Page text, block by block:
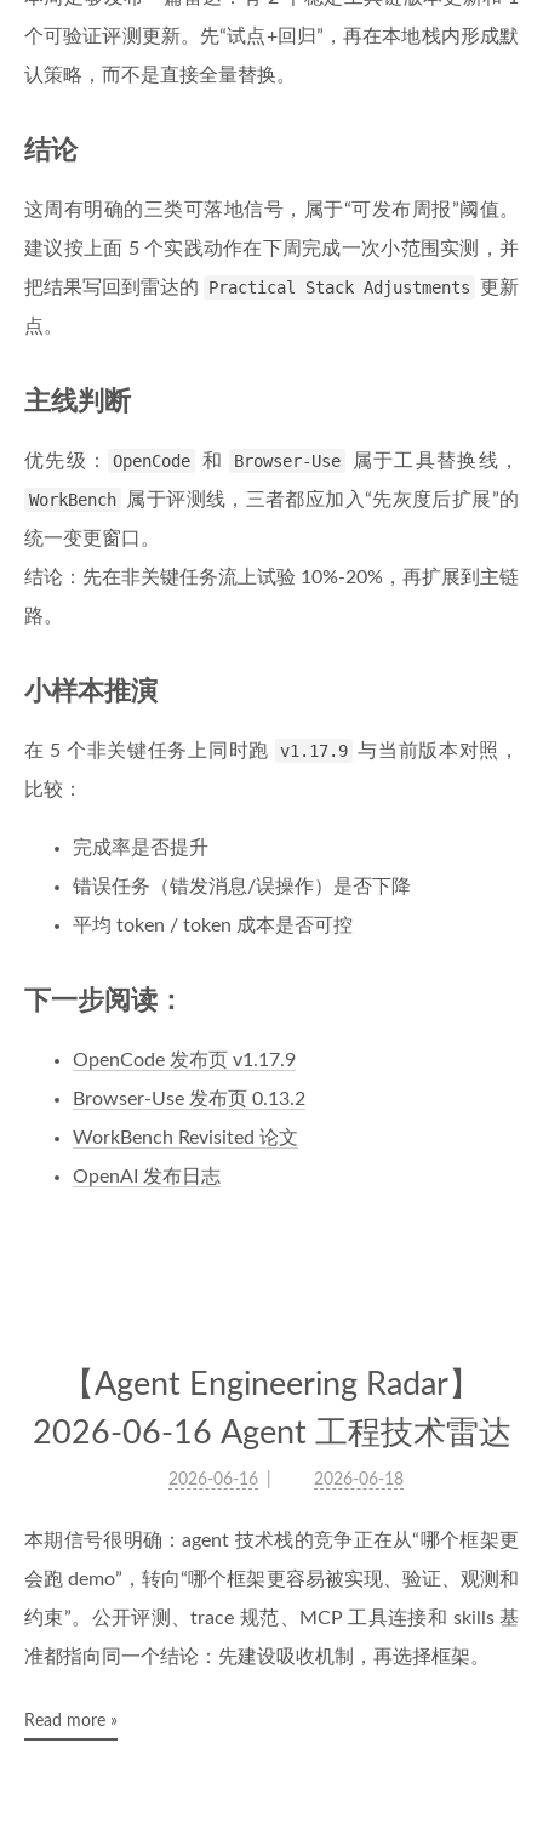
个可验证评测更新。先“试点+回归”，再在本地栈内形成默
认策略，而不是直接全量替换。
结论
这周有明确的三类可落地信号，属于“可发布周报”阈值。
建议按上面 5 个实践动作在下周完成一次小范围实测，并
把结果写回到雷达的
Practical Stack Adjustments
更新
点。
主线判断
优先级： OpenCode 和 Browser-Use
属于工具替换线，
WorkBench
属于评测线，三者都应加入“先灰度后扩展”的
统一变更窗口。
结论：先在非关键任务流上试验 10%-20%，再扩展到主链
路。
小样本推演
在 5 个非关键任务上同时跑 v1.17.9 与当前版本对照，
比较：
完成率是否提升
错误任务（错发消息/误操作）是否下降
平均 token / token 成本是否可控
下一步阅读：
OpenCode 发布页 v1.17.9
Browser-Use 发布页 0.13.2
WorkBench Revisited 论文
OpenAI 发布日志
【Agent Engineering Radar】
2026-06-16 Agent 工程技术雷达
2026-06-16 2026-06-18
本期信号很明确：agent 技术栈的竞争正在从“哪个框架更
会跑 demo”，转向“哪个框架更容易被实现、验证、观测和
约束”。公开评测、trace 规范、MCP 工具连接和 skills 基
准都指向同一个结论：先建设吸收机制，再选择框架。
Read more »